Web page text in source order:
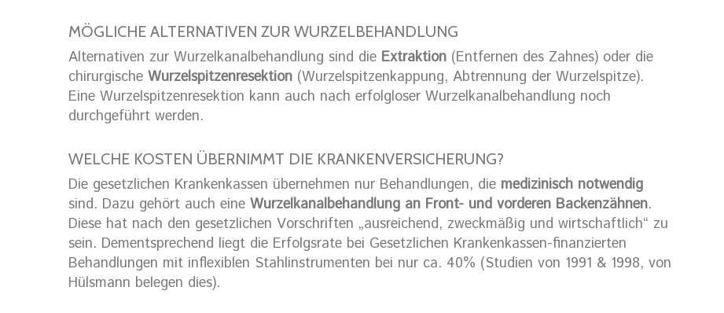
MÖGLICHE ALTERNATIVEN ZUR WURZELBEHANDLUNG
Alternativen zur Wurzelkanalbehandlung sind die Extraktion (Entfernen des Zahnes) oder die
chirurgische Wurzelspitzenresektion (Wurzelspitzenkappung, Abtrennung der Wurzelspitze).
Eine Wurzelspitzenresektion kann auch nach erfolgloser Wurzelkanalbehandlung noch
durchgeführt werden.
WELCHE KOSTEN ÜBERNIMMT DIE KRANKENVERSICHERUNG?
Die gesetzlichen Krankenkassen übernehmen nur Behandlungen, die medizinisch notwendig
sind. Dazu gehört auch eine Wurzelkanalbehandlung an Front- und vorderen Backenzähnen.
Diese hat nach den gesetzlichen Vorschriften „ausreichend, zweckmäßig und wirtschaftlich“ zu
sein. Dementsprechend liegt die Erfolgsrate bei Gesetzlichen Krankenkassen-finanzierten
Behandlungen mit inflexiblen Stahlinstrumenten bei nur ca. 40% (Studien von 1991 & 1998, von
Hülsmann belegen dies).